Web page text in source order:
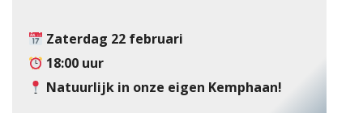
Zaterdag 22 februari
18:00 uur
Natuurlijk in onze eigen Kemphaan!